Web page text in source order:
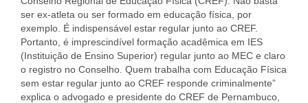
ser ex-atleta ou ser formado em educação física, por
exemplo. É indispensável estar regular junto ao CREF.
Portanto, é imprescindível formação acadêmica em IES
(Instituição de Ensino Superior) regular junto ao MEC e claro
o registro no Conselho. Quem trabalha com Educação Física
sem estar regular junto ao CREF responde criminalmente”
explica o advogado e presidente do CREF de Pernambuco,